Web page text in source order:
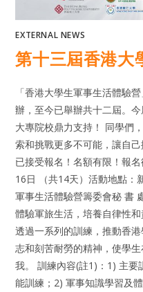
EXTERNAL NEWS
第十三屆香港大
「香港大學生軍事生活體驗
辦，至今已舉辦共十二屆。
大專院校鼎力支持！ 同學們
索和挑戰更多不可能，讓自
已接受報名！名額有限！報
16日 （共14天）活動地點：
軍事生活體驗營籌委會秘 書
體驗軍旅生活，培養自律性
透過一系列的訓練，推動香
志和刻苦耐勞的精神，使學
我。 訓練內容(註1)：1) 主要
能訓練；2) 軍事知識學習及